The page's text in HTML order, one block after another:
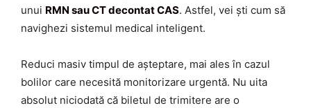
unui RMN sau CT decontat CAS. Astfel, vei ști cum să
navighezi sistemul medical inteligent.
Reduci masiv timpul de așteptare, mai ales în cazul
bolilor care necesită monitorizare urgentă. Nu uita
absolut niciodată că biletul de trimitere are o